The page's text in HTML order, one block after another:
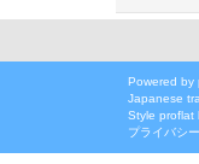
Powered by
Japanese
Style proflat
プライバシ